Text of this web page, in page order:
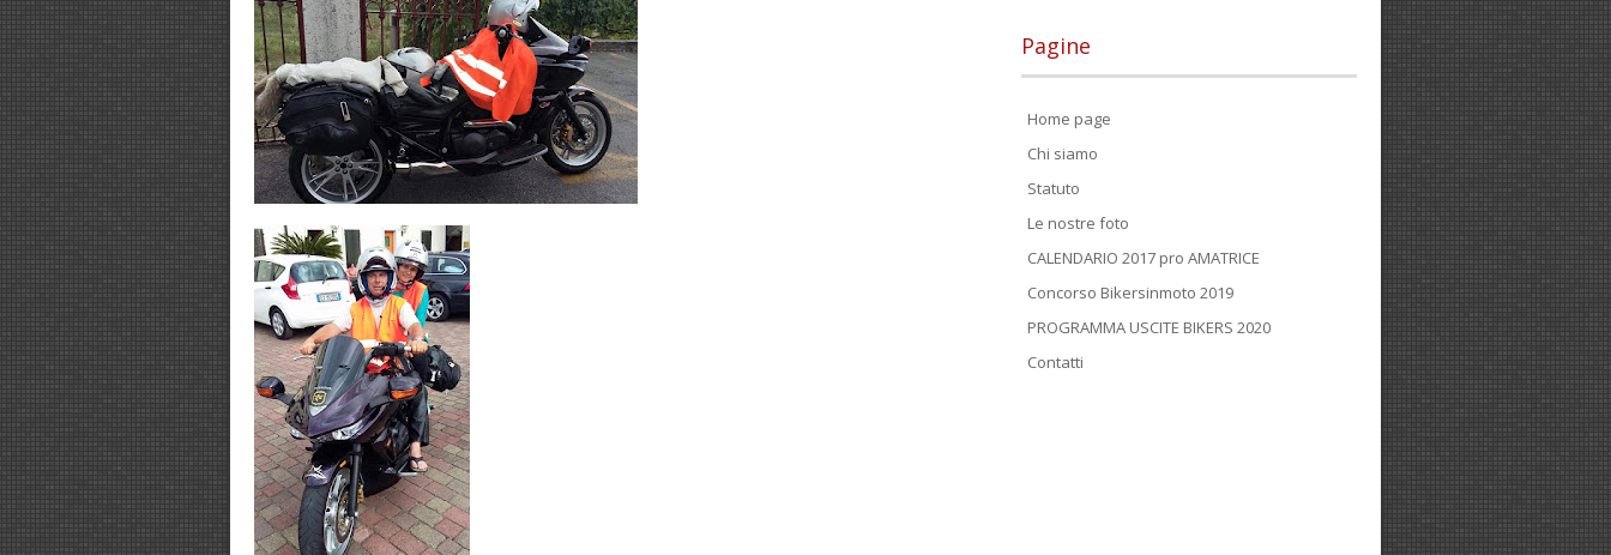
Pagine
Home page
Chi siamo
Statuto
Le nostre foto
CALENDARIO 2017 pro AMATRICE
Concorso Bikersinmoto 2019
PROGRAMMA USCITE BIKERS 2020
Contatti